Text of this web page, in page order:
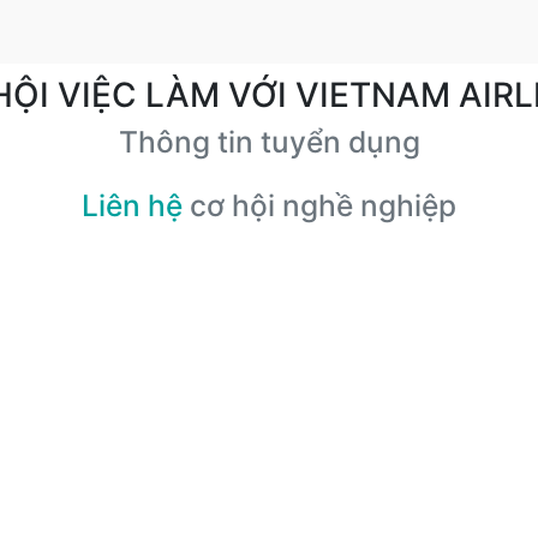
VIỆC LÀM VỚI VIETNAM
Thông tin tuyển dụng
Liên hệ cơ hội nghề nghiệp